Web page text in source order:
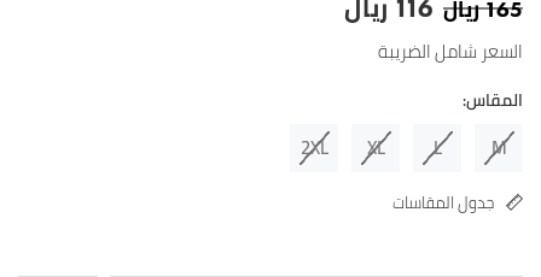
ريال165
116
السعر شامل الضريبة
المقاس:
M
L
XL
2XL
جدول المقاسات